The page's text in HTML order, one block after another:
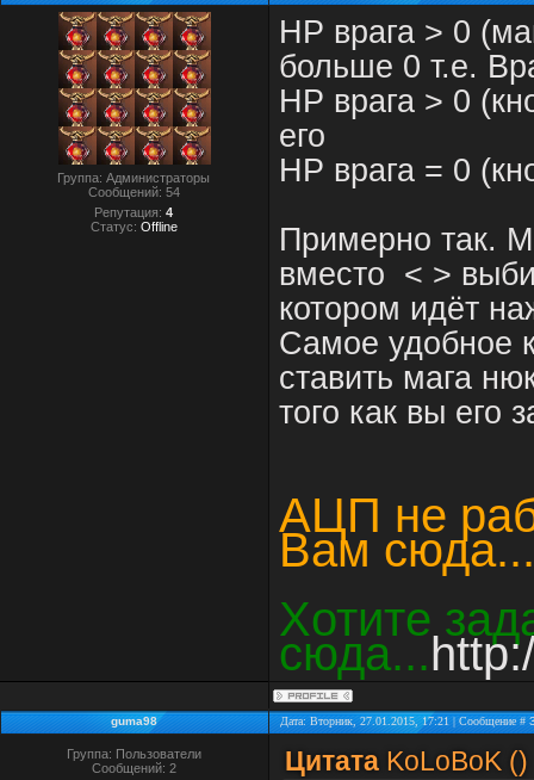
Группа: Администраторы
Сообщений: 54
Репутация:4
Статус: Offline
HP врага > 0
больше 0 т.е.
HP врага > 0
его
HP врага = 0
Примерно так.
вместо < >
котором идёт
Самое удобное
ставить мага
того как вы его
АЦП не
Вам
Хотите
сюда...
guma98 Дата: Вторник, 27.01.2015, 17:21 | Сообщение #
Группа: Пользователи
Сообщений: 2
Цитата KoLoBoK ()